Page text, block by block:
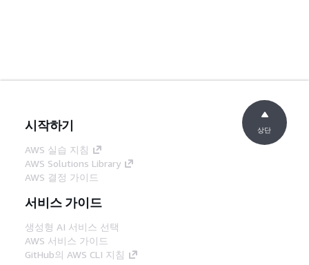
시작하기
AWS 실습 지침
AWS Solutions Library
AWS 결정 가이드
서비스 가이드
생성형 AI 서비스 선택
AWS 서비스 가이드
GitHub의 AWS CLI 지침
상단